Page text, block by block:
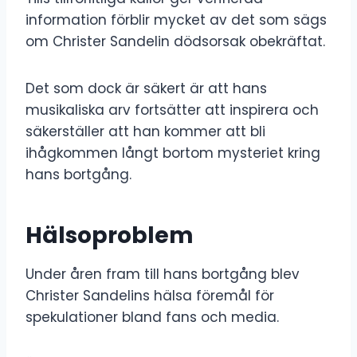
information förblir mycket av det som sägs
om Christer Sandelin dödsorsak obekräftat.
Det som dock är säkert är att hans
musikaliska arv fortsätter att inspirera och
säkerställer att han kommer att bli
ihågkommen långt bortom mysteriet kring
hans bortgång.
Hälsoproblem
Under åren fram till hans bortgång blev
Christer Sandelins hälsa föremål för
spekulationer bland fans och media.